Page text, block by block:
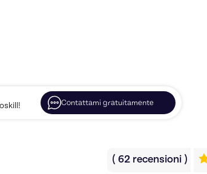
Contattami gratuitamente
( 62 recensioni)